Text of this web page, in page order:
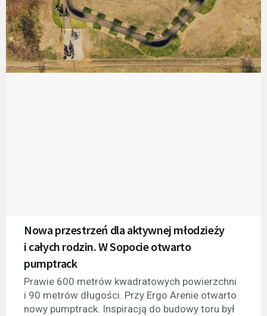
Nowa przestrzeń dla aktywnej młodzieży
i całych rodzin. W Sopocie otwarto
pumptrack
Prawie 600 metrów kwadratowych powierzchni
i 90 metrów długości. Przy Ergo Arenie otwarto
nowy pumptrack. Inspiracją do budowy toru był